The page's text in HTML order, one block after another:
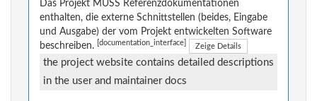
Das Projekt MUSS Referenzdokumentationen
enthalten, die externe Schnittstellen (beides, Eingabe
und Ausgabe) der vom Projekt entwickelten Software
beschreiben.
[documentation_interface] Zeige Details
the project website contains detailed descriptions
in the user and maintainer docs